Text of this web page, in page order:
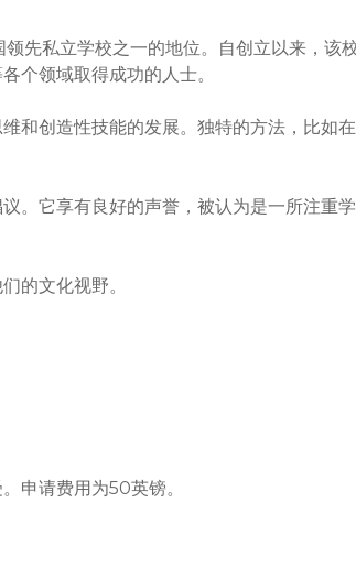
先私立学校之一的地位。自创立以来，该
个领域取得成功的人士。
和创造性技能的发展。独特的方法，比如
。它享有良好的声誉，被认为是一所注重
的文化视野。
申请费用为50英镑。